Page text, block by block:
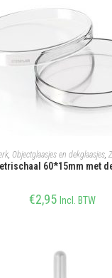
AAN
, Objectglaasjes en dekglaasjes,
60*15mm met
€2,95 Incl. BTW